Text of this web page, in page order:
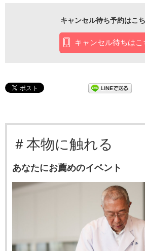
キャンセル待ち予約はこ
キャンセル待ちはこ
＃本物に触れる
あなたにお薦めのイベント